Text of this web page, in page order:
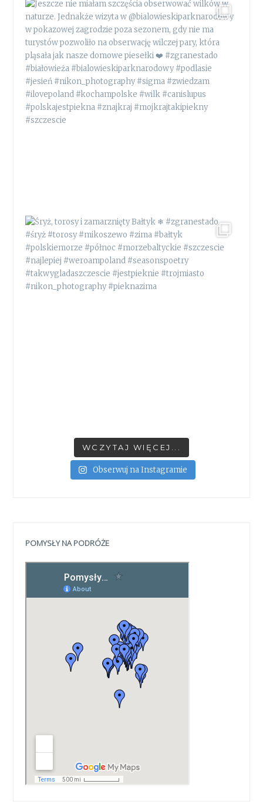
WCZYTAJ WIĘCEJ...
Obserwuj na Instagramie
POMYSŁY NA PODRÓŻE